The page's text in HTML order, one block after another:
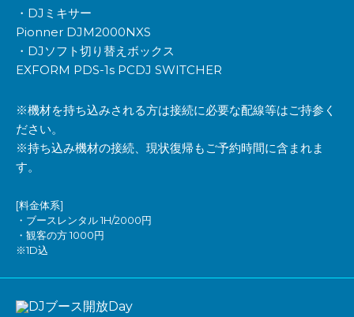
・DJミキサー
Pionner DJM2000NXS
・DJソフト切り替えボックス
EXFORM PDS-1s PCDJ SWITCHER
※機材を持ち込みされる方は接続に必要な配線等はご持参く
ださい。
※持ち込み機材の接続、現状復帰もご予約時間に含まれま
す。
[料金体系]
・ブースレンタル 1H/2000円
・観客の方 1000円
※1D込